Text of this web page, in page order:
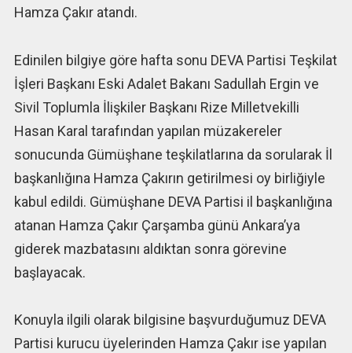
Hamza Çakır atandı.
Edinilen bilgiye göre hafta sonu DEVA Partisi Teşkilat
İşleri Başkanı Eski Adalet Bakanı Sadullah Ergin ve
Sivil Toplumla İlişkiler Başkanı Rize Milletvekilli
Hasan Karal tarafından yapılan müzakereler
sonucunda Gümüşhane teşkilatlarına da sorularak İl
başkanlığına Hamza Çakırın getirilmesi oy birliğiyle
kabul edildi. Gümüşhane DEVA Partisi il başkanlığına
atanan Hamza Çakır Çarşamba günü Ankara’ya
giderek mazbatasını aldıktan sonra görevine
başlayacak.
Konuyla ilgili olarak bilgisine başvurduğumuz DEVA
Partisi kurucu üyelerinden Hamza Çakır ise yapılan